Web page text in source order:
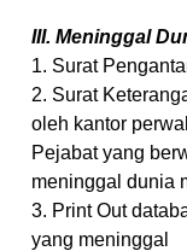
III. Meninggal
1. Surat
2. Surat
oleh kantor
Pejabat yang
meninggal dunia
3. Print Out
yang meninggal